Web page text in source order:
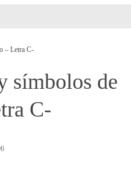
– Letra C-
símbolos de
C-